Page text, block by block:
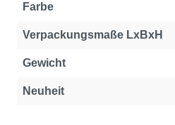
Farbe
Verpackungsmaße LxBxH
Gewicht
Neuheit